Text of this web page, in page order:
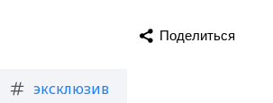
эксклюзив
Поделиться